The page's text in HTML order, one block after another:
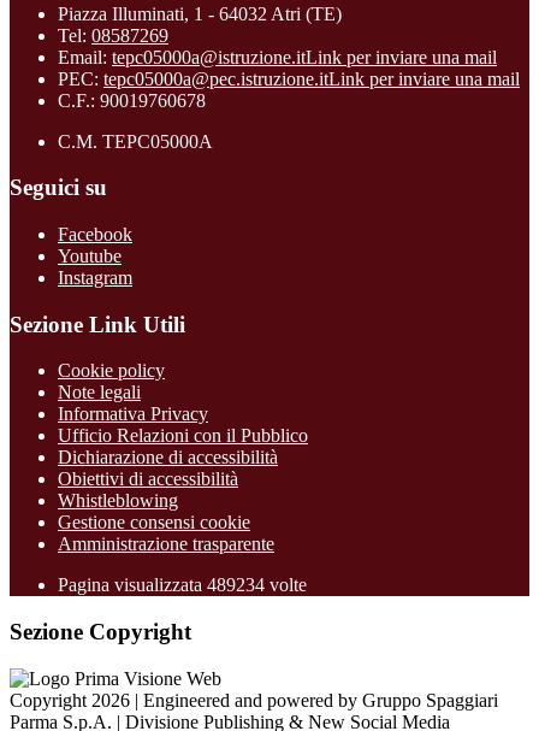
Piazza Illuminati, 1 - 64032 Atri (TE)
Tel: 08587269
Email: tepc05000a@istruzione.itLink per inviare una mail
PEC: tepc05000a@pec.istruzione.itLink per inviare una mail
C.F.: 90019760678
C.M. TEPC05000A
Seguici su
Facebook
Youtube
Instagram
Sezione Link Utili
Cookie policy
Note legali
Informativa Privacy
Ufficio Relazioni con il Pubblico
Dichiarazione di accessibilità
Obiettivi di accessibilità
Whistleblowing
Gestione consensi cookie
Amministrazione trasparente
Pagina visualizzata 489234 volte
Sezione Copyright
Copyright 2026 | Engineered and powered by Gruppo Spaggiari
Parma S.p.A. | Divisione Publishing & New Social Media